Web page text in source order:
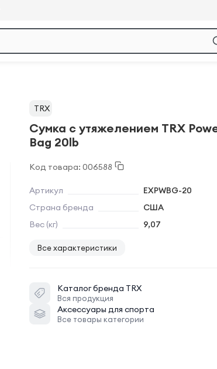
TRX
Сумка с утяжелением TRX
Bag 20lb
Код товара: 006588
Артикул
EXPWBG-20
Страна бренда
США
Вес (кг)
9,07
Все характеристики
Каталог бренда TRX
Вся продукция
Аксессуары для спорта
Все товары категории